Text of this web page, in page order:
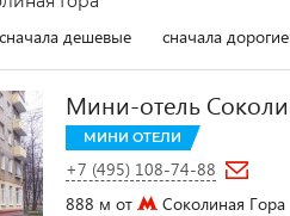
сначала дешевые сначала дорогие
Мини-отель
МИНИ ОТЕЛИ
+7 (495) 108-74-88
888 м от
Соколиная Гора